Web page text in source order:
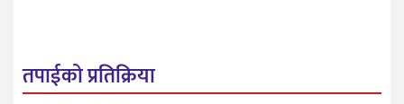
तपाईको प्रतिक्रिया